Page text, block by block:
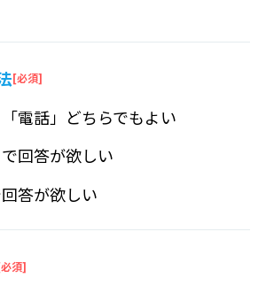
電話」どちらでもよい
回答が欲しい
答が欲しい